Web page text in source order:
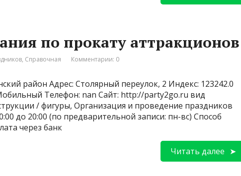
по прокату аттракционов
, Справочная Комментарии: 0
район Адрес: Столярный переулок, 2 Индекс: 123242.0
Телефон: nan Сайт: http://party2go.ru вид
/ фигуры, Организация и проведение праздников
до 20:00 (по предварительной записи: пн-вс) Способ
через банк
Читать далее